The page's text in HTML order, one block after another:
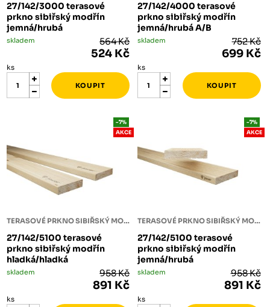
27/142/3000 terasové
prkno sibiřský modřín
jemná/hrubá
skladem 564 Kč
524 Kč
ks
27/142/4000 terasové
prkno sibiřský modřín
jemná/hrubá A/B
skladem 752 Kč
699 Kč
ks
TERASOVÉ PRKNO SIBIŘSKÝ MODŘÍN
27/142/5100 terasové
prkno sibiřský modřín
hladká/hladká
-7%
AKCE
skladem 958 Kč
891 Kč
ks
TERASOVÉ PRKNO SIBIŘSKÝ MODŘÍN
27/142/5100 terasové
prkno sibiřský modřín
jemná/hrubá
-7%
AKCE
skladem 958 Kč
891 Kč
ks